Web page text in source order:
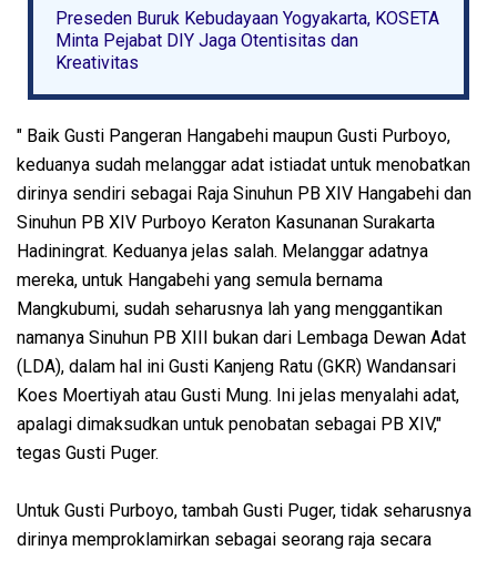
Preseden Buruk Kebudayaan Yogyakarta, KOSETA
Minta Pejabat DIY Jaga Otentisitas dan
Kreativitas
" Baik Gusti Pangeran Hangabehi maupun Gusti Purboyo,
keduanya sudah melanggar adat istiadat untuk menobatkan
dirinya sendiri sebagai Raja Sinuhun PB XIV Hangabehi dan
Sinuhun PB XIV Purboyo Keraton Kasunanan Surakarta
Hadiningrat. Keduanya jelas salah. Melanggar adatnya
mereka, untuk Hangabehi yang semula bernama
Mangkubumi, sudah seharusnya lah yang menggantikan
namanya Sinuhun PB XIII bukan dari Lembaga Dewan Adat
(LDA), dalam hal ini Gusti Kanjeng Ratu (GKR) Wandansari
Koes Moertiyah atau Gusti Mung. Ini jelas menyalahi adat,
apalagi dimaksudkan untuk penobatan sebagai PB XIV,"
tegas Gusti Puger.
Untuk Gusti Purboyo, tambah Gusti Puger, tidak seharusnya
dirinya memproklamirkan sebagai seorang raja secara